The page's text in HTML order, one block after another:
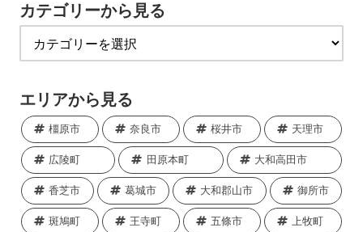
カテゴリーから見る
エリアから見る
橿原市 奈良市 桜井市 天理市
広陵町 田原本町 大和高田市
香芝市 葛城市 大和郡山市 御所市
斑鳩町 王寺町 五條市 上牧町